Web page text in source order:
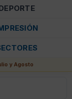
y Agosto